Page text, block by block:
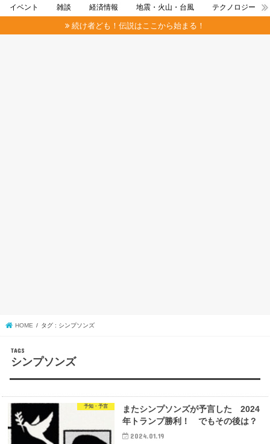
イベント 雑談 経済情報 地震・火山・台風 テクノロジー
続け者ども！伝説はここから始まる！
HOME タグ : シンプソンズ
シンプソンズ
予知・予言
またシンプソンズが予言した 2024
年トランプ勝利！ でもその後は？
2024.01.19